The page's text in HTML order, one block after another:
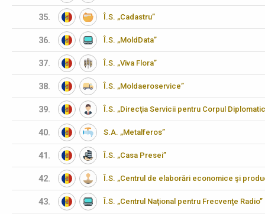
35. Î.S. „Cadastru”
36. Î.S. „MoldData”
37. Î.S. „Viva Flora”
38. Î.S. „Moldaeroservice”
39. Î.S. „Direcţia Servicii pentru Corpul
40. S.A. „Metalferos”
41. Î.S. „Casa Presei”
42. Î.S. „Centrul de elaborări economice şi
43. Î.S. „Centrul Naţional pentru Frecvenţe Radio”